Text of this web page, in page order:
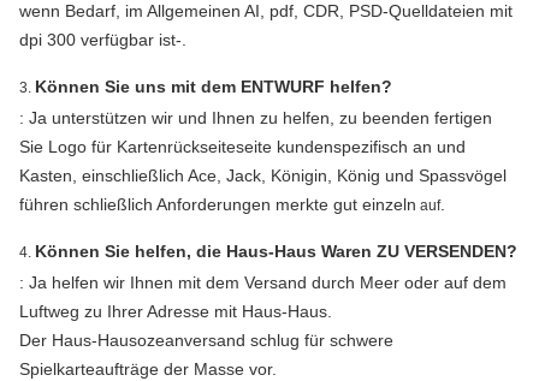
wenn Bedarf, im Allgemeinen AI, pdf, CDR, PSD-Quelldateien mit
dpi 300 verfügbar ist-.
3. Können Sie uns mit dem ENTWURF helfen?
: Ja unterstützen wir und Ihnen zu helfen, zu beenden fertigen
Sie Logo für Kartenrückseiteseite kundenspezifisch an und
Kasten, einschließlich Ace, Jack, Königin, König und Spassvögel
führen schließlich Anforderungen merkte gut einzeln auf.
4. Können Sie helfen, die Haus-Haus Waren ZU VERSENDEN?
: Ja helfen wir Ihnen mit dem Versand durch Meer oder auf dem
Luftweg zu Ihrer Adresse mit Haus-Haus.
Der Haus-Hausozeanversand schlug für schwere
Spielkarteaufträge der Masse vor.